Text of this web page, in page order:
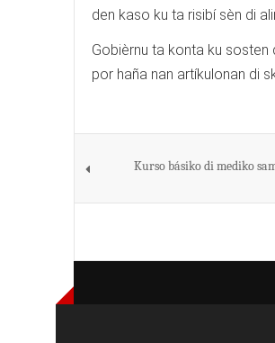
den kaso ku ta risibí sèn di
Gobièrnu ta konta ku
por haña nan artíkulonan di
Kurso básiko di mediko